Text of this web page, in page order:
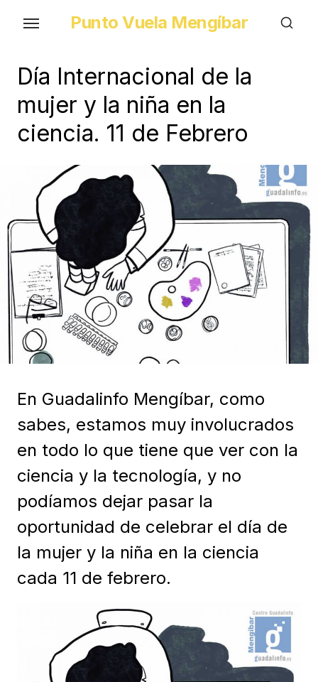
content
Punto Vuela Mengíbar
Día Internacional de la
mujer y la niña en la
ciencia. 11 de Febrero
En Guadalinfo Mengíbar, como
sabes, estamos muy involucrados
en todo lo que tiene que ver con la
ciencia y la tecnología, y no
podíamos dejar pasar la
oportunidad de celebrar el día de
la mujer y la niña en la ciencia
cada 11 de febrero.